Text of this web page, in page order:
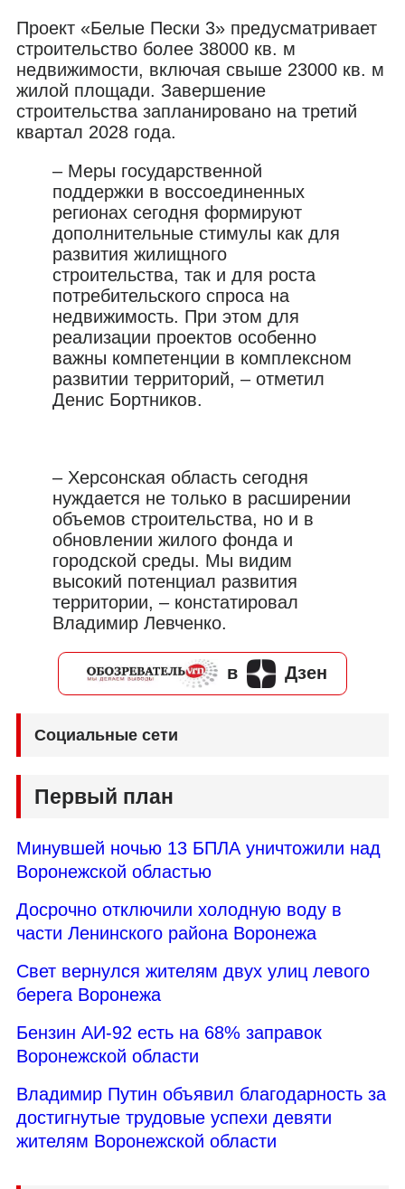
Проект «Белые Пески 3» предусматривает
строительство более 38000 кв. м
недвижимости, включая свыше 23000 кв. м
жилой площади. Завершение
строительства запланировано на третий
квартал 2028 года.
– Меры государственной
поддержки в воссоединенных
регионах сегодня формируют
дополнительные стимулы как для
развития жилищного
строительства, так и для роста
потребительского спроса на
недвижимость. При этом для
реализации проектов особенно
важны компетенции в комплексном
развитии территорий, – отметил
Денис Бортников.
– Херсонская область сегодня
нуждается не только в расширении
объемов строительства, но и в
обновлении жилого фонда и
городской среды. Мы видим
высокий потенциал развития
территории, – констатировал
Владимир Левченко.
в Дзен
Социальные сети
Первый план
Минувшей ночью 13 БПЛА уничтожили над
Воронежской областью
Досрочно отключили холодную воду в
части Ленинского района Воронежа
Свет вернулся жителям двух улиц левого
берега Воронежа
Бензин АИ-92 есть на 68% заправок
Воронежской области
Владимир Путин объявил благодарность за
достигнутые трудовые успехи девяти
жителям Воронежской области